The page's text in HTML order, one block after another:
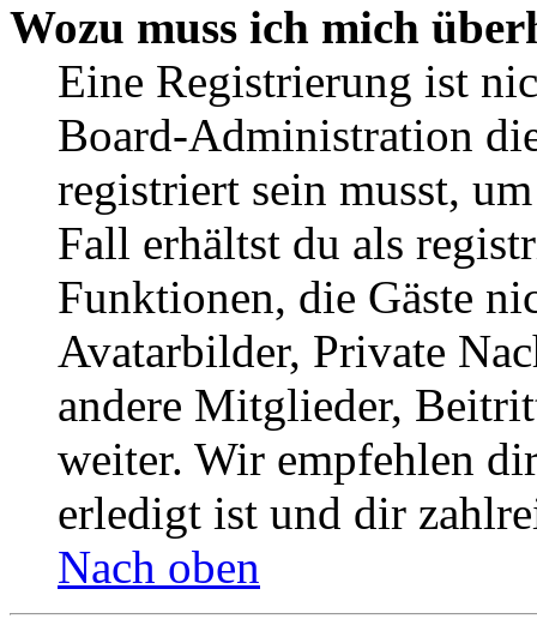
Wozu muss ich mich
Eine Registrierung ist
Board-Administration
registriert sein musst,
Fall erhältst du als
Funktionen, die Gäste
Avatarbilder, Private
andere Mitglieder,
weiter. Wir empfehlen
erledigt ist und dir
Nach oben